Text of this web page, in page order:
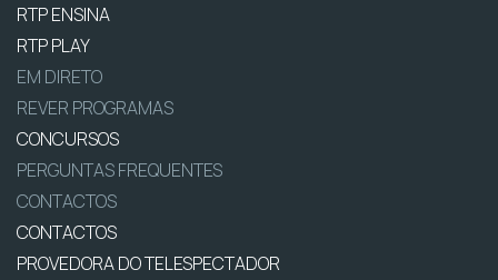
RTP ENSINA
RTP PLAY
EM DIRETO
REVER PROGRAMAS
CONCURSOS
PERGUNTAS FREQUENTES
CONTACTOS
CONTACTOS
PROVEDORA DO TELESPECTADOR